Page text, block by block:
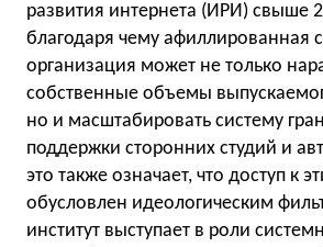
развития интернета (ИРИ) свыше
благодаря чему афиллированная
организация может не только
собственные объемы
но и масштабировать систему
поддержки сторонних студий и
это также означает, что доступ к
обусловлен идеологическим
институт выступает в роли